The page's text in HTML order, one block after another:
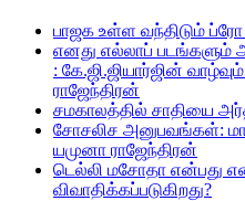
பாஜக உள்ள வந்திடும்
எனது எல்லாப் படங்களும்
: கே.ஜி.ஜியார்ஜின்
ராஜேந்திரன்
சமகாலத்தில் சாதியை
சோசலிச அனுபவங்கள்:
யமுனா ராஜேந்திரன்
டெல்லி மசோதா என்பது
விவாதிக்கப்படுகிறது?